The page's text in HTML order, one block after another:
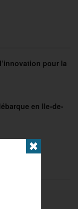
pour la
en Ile-de-
✖